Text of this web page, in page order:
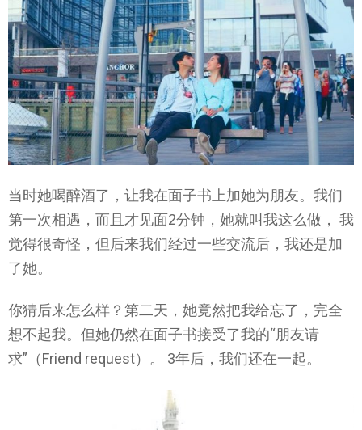
当时她喝醉酒了，让我在面子书上加她为朋友。我们
第一次相遇，而且才见面2分钟，她就叫我这么做， 我
觉得很奇怪，但后来我们经过一些交流后，我还是加
了她。
你猜后来怎么样？第二天，她竟然把我给忘了，完全
想不起我。但她仍然在面子书接受了我的“朋友请
求”（Friend request）。 3年后，我们还在一起。